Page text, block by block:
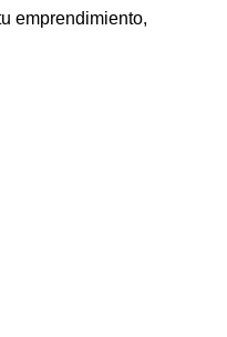
emprendimiento,